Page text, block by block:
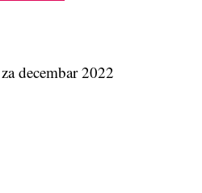
decembar 2022